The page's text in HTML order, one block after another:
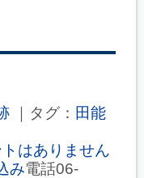
｜タグ： 田能
トはありません
み電話06-